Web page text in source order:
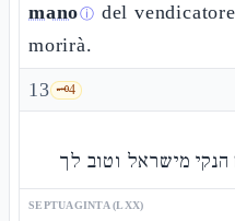
manoⓘ del
morirà.
13 🗝️4
מישראל וטוב לך
SEPTUAGINTA (LXX)